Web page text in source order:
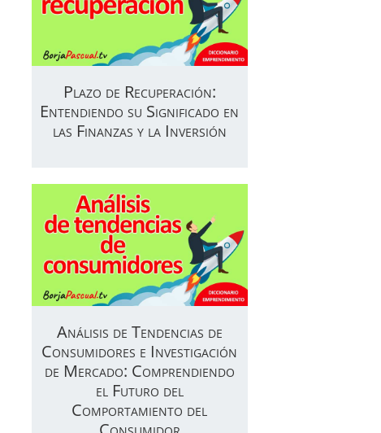
Plazo de Recuperación:
Entendiendo su Significado en
las Finanzas y la Inversión
Análisis de Tendencias de
Consumidores e Investigación
de Mercado: Comprendiendo
el Futuro del
Comportamiento del